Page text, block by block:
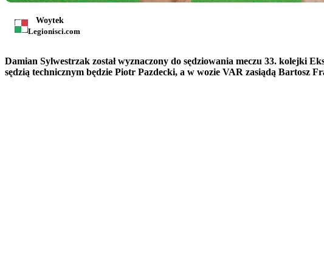
Woytek
Legionisci.com
Damian Sylwestrzak został wyznaczony do sędziowania meczu 33. kolejki
sędzią technicznym będzie Piotr Pazdecki, a w wozie VAR zasiądą Bartosz